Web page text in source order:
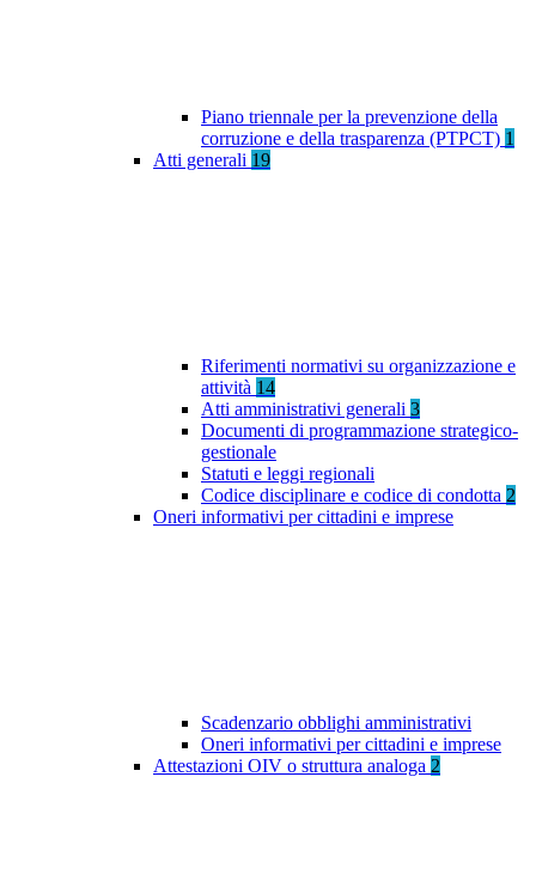
Piano triennale per la prevenzione della
corruzione e della trasparenza (PTPCT) 1
Atti generali 19
Riferimenti normativi su organizzazione e
attività 14
Atti amministrativi generali 3
Documenti di programmazione strategico-
gestionale
Statuti e leggi regionali
Codice disciplinare e codice di condotta 2
Oneri informativi per cittadini e imprese
Scadenzario obblighi amministrativi
Oneri informativi per cittadini e imprese
Attestazioni OIV o struttura analoga 2